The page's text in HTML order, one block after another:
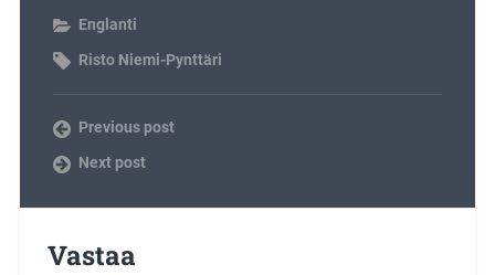
Englanti
Risto Niemi-Pynttäri
Previous post
Next post
Vastaa